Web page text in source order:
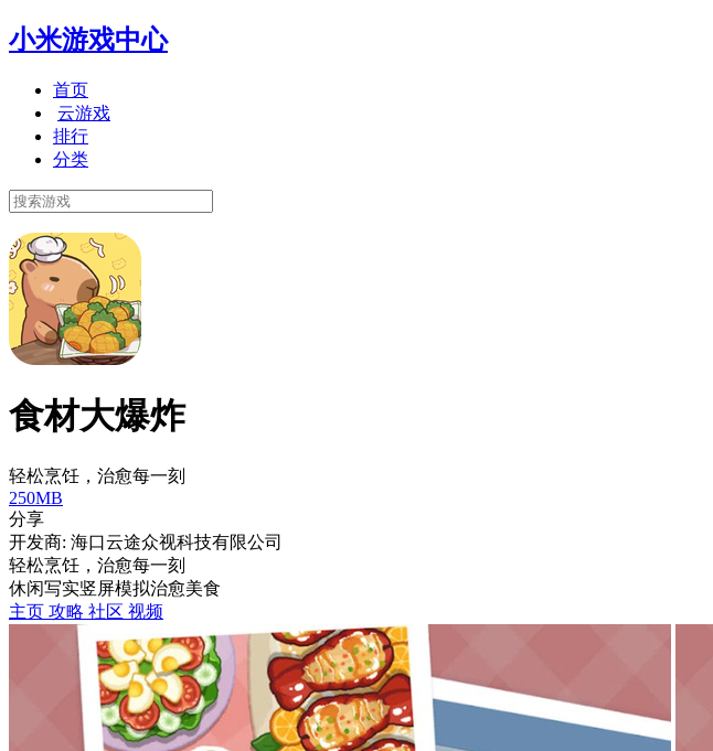
小米游戏中心
首页
云游戏
排行
分类
食材大爆炸
轻松烹饪，治愈每一刻
250MB
分享
开发商: 海口云途众视科技有限公司
轻松烹饪，治愈每一刻
休闲写实竖屏模拟治愈美食
主页 攻略 社区 视频